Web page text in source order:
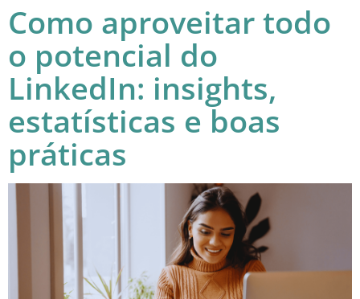
Como aproveitar todo
o potencial do
LinkedIn: insights,
estatísticas e boas
práticas